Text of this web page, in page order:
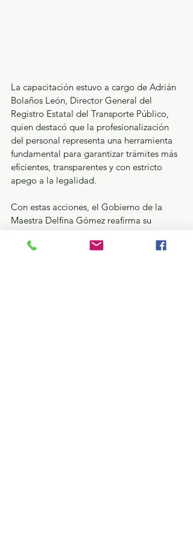
La capacitación estuvo a cargo de Adrián
Bolaños León, Director General del
Registro Estatal del Transporte Público,
quien destacó que la profesionalización
del personal representa una herramienta
fundamental para garantizar trámites más
eficientes, transparentes y con estricto
apego a la legalidad.
Con estas acciones, el Gobierno de la
Maestra Delfina Gómez reafirma su
trámites, a fin de construir un Estado de